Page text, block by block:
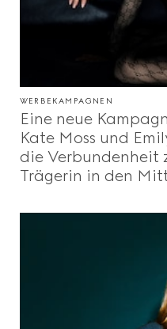
WERBEKAMPAGNEN
Eine neue
Kate Moss und
die Verbundenheit
Trägerin in den